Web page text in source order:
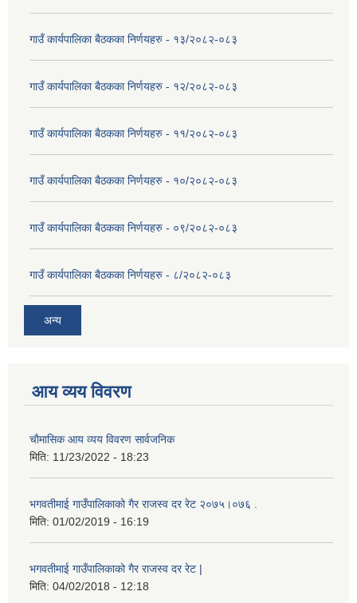
गाउँ कार्यपालिका बैठकका निर्णयहरु - १३/२०८२-०८३
गाउँ कार्यपालिका बैठकका निर्णयहरु - १२/२०८२-०८३
गाउँ कार्यपालिका बैठकका निर्णयहरु - ११/२०८२-०८३
गाउँ कार्यपालिका बैठकका निर्णयहरु - १०/२०८२-०८३
गाउँ कार्यपालिका बैठकका निर्णयहरु - ०९/२०८२-०८३
गाउँ कार्यपालिका बैठकका निर्णयहरु - ८/२०८२-०८३
अन्य
आय व्यय विवरण
चाैमासिक आय व्यय विवरण सार्वजनिक
मिति: 11/23/2022 - 18:23
भगवतीमाई गाउँपालिकाको गैर राजस्व दर रेट २०७५।०७६ .
मिति: 01/02/2019 - 16:19
भगवतीमाई गाउँपालिकाको गैर राजस्व दर रेट |
मिति: 04/02/2018 - 12:18